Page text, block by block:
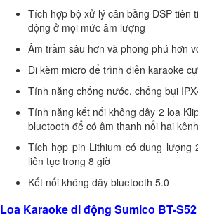
Tích hợp bộ xử lý cân bằng DSP tiên
động ở mọi mức âm lượng
Âm trầm sâu hơn và phong phú hơn
Đi kèm micro để trình diễn karaoke
Tính năng chống nước, chống bụi
Tính năng kết nối không dây 2 loa
bluetooth để có âm thanh nổi hai
Tích hợp pin Lithium có dung lượng
liên tục trong 8 giờ
Kết nối không dây bluetooth 5.0
Loa Karaoke di động Sumico BT-S52